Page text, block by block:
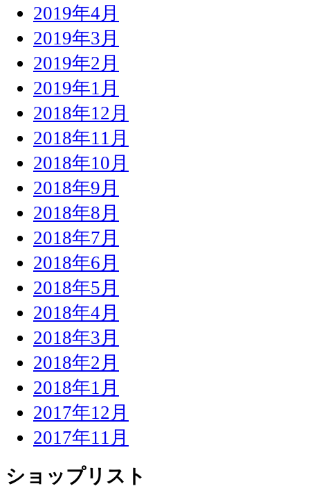
2019年4月
2019年3月
2019年2月
2019年1月
2018年12月
2018年11月
2018年10月
2018年9月
2018年8月
2018年7月
2018年6月
2018年5月
2018年4月
2018年3月
2018年2月
2018年1月
2017年12月
2017年11月
ショップリスト